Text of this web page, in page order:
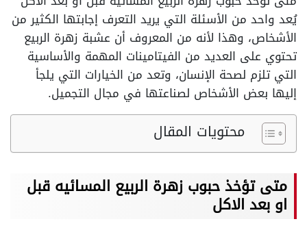
يُعد واحد من الأسئلة التي يريد التعرف إجابتها الكثير من
الأشخاص، وهذا لأنه من المعروف أن عشبة زهرة الربيع
تحتوي على العديد من الفيتامينات المهمة والأساسية
التي تلزم لصحة الإنسان، وتعد من الخيارات التي يلجأ
إليها بعض الأشخاص لصناعتها في مجال التجميل.
محتويات المقال
متى تؤخذ حبوب زهرة الربيع المسائيه قبل
او بعد الاكل